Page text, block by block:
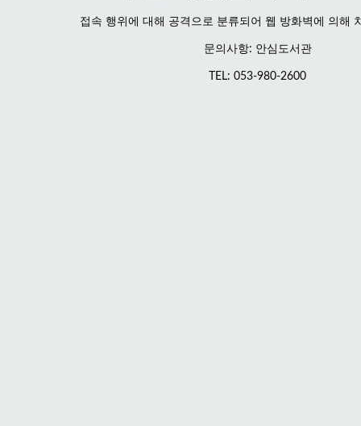
접속 행위에 대해 공격으로 분류되어 웹 방화벽에 의해
문의사항: 안심도서관
TEL: 053-980-2600